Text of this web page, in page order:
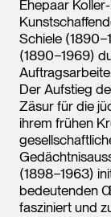
Ehepaar
Schiele
(1890−1969)
Der Aufstieg
Zäsur für die
ihrem frühen
(1898−1963)
bedeutenden
fasziniert und